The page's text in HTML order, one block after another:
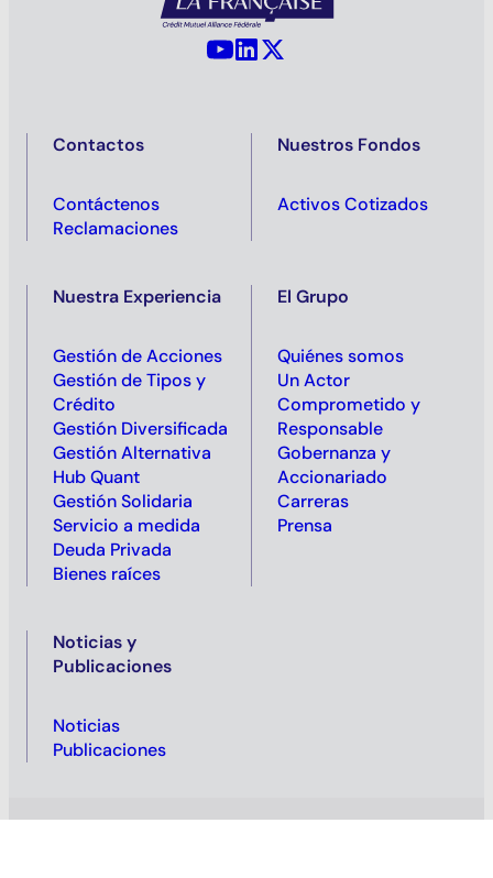
YouTube - La Française
LinkedIn - La Française
Contactos
Contáctenos
Reclamaciones
Nuestros Fondos
Activos Cotizados
Nuestra Experiencia
Gestión de Acciones
Gestión de Tipos y
Crédito
Gestión Diversificada
Gestión Alternativa
Hub Quant
Gestión Solidaria
Servicio a medida
Deuda Privada
Bienes raíces
El Grupo
Quiénes somos
Un Actor
Comprometido y
Responsable
Gobernanza y
Accionariado
Carreras
Prensa
Noticias y
Publicaciones
Noticias
Publicaciones